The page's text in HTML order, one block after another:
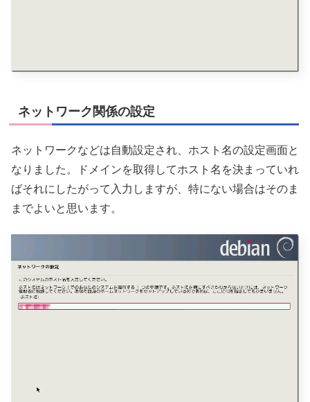
ネットワーク関係の設定
ネットワークなどは自動設定され、ホスト名の設定画面と
なりました。ドメインを取得してホスト名を決まっていれ
ばそれにしたがって入力しますが、特にない場合はそのま
までよいと思います。